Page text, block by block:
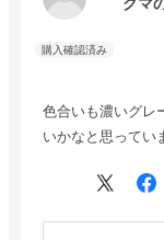
色合いも濃いグレ
いかなと思ってい